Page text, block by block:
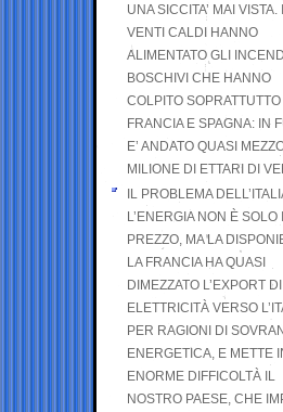
UNA SICCITA’ MAI VISTA. I
VENTI CALDI HANNO
ALIMENTATO GLI INCENDI
BOSCHIVI CHE HANNO
COLPITO SOPRATTUTTO
FRANCIA E SPAGNA: IN
E’ ANDATO QUASI
MILIONE DI ETTARI DI
IL PROBLEMA
L’ENERGIA NON È SOLO
PREZZO, MA LA
LA FRANCIA HA QUASI
DIMEZZATO L’EXPORT DI
ELETTRICITÀ VERSO
PER RAGIONI DI
ENERGETICA, E METTE
ENORME DIFFICOLTÀ IL
NOSTRO PAESE, CHE